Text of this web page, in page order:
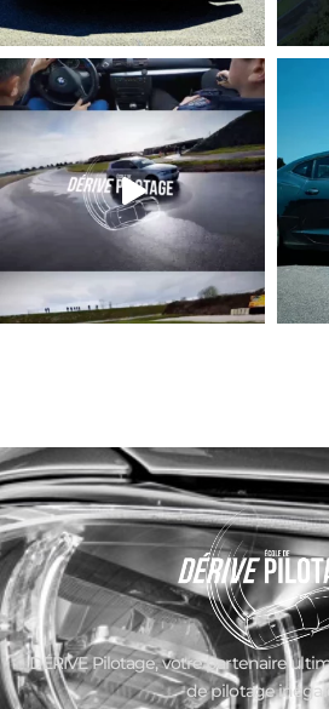
DÉRIVE Pilotage, votre partenaire
de pilotage